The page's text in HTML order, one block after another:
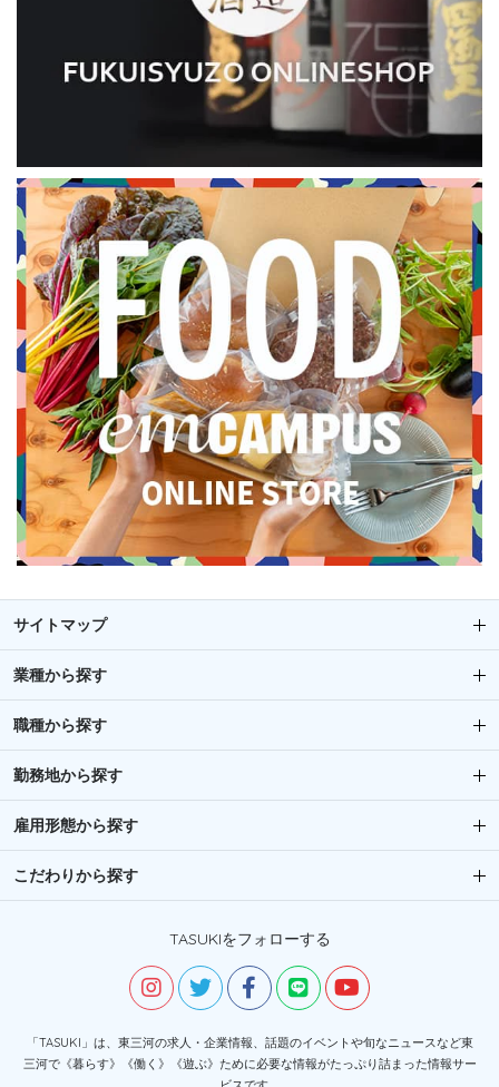
サイトマップ
業種から探す
職種から探す
勤務地から探す
雇用形態から探す
こだわりから探す
TASUKIをフォローする
「TASUKI」は、東三河の求人・企業情報、話題のイベントや旬なニュースなど東
三河で《暮らす》《働く》《遊ぶ》ために必要な情報がたっぷり詰まった情報サー